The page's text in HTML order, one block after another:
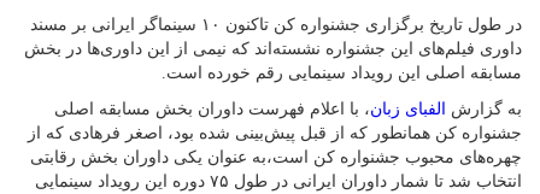
در طول تاریخ برگزاری جشنواره کن تاکنون ۱۰ سینماگر ایرانی بر مسند
داوری فیلم‌های این جشنواره نشسته‌اند که نیمی از این داوری‌ها در بخش
مسابقه اصلی این رویداد سینمایی رقم خورده است.
به گزارش الفبای زبان، با اعلام فهرست داوران بخش مسابقه اصلی
جشنواره کن همانطور که از قبل پیش‌بینی شده بود، اصغر فرهادی که از
چهره‌های محبوب جشنواره کن است،به عنوان یکی داوران بخش رقابتی
انتخاب شد تا شمار داوران ایرانی در طول ۷۵ دوره این رویداد سینمایی